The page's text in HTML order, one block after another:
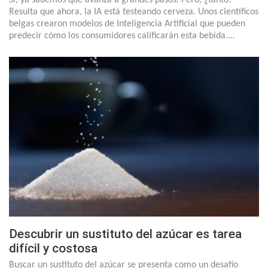
Resulta que ahora, la IA está testeando cerveza. Unos científicos
belgas crearon modelos de Inteligencia Artificial que pueden
predecir cómo los consumidores calificarán esta bebida.…
Descubrir un sustituto del azúcar es tarea
difícil y costosa
Buscar un sustituto del azúcar se presenta como un desafío